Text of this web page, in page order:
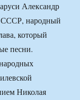
Александр
СССР, народный
который
песни.
Николая